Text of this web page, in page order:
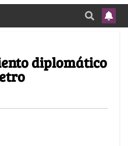
diplomático